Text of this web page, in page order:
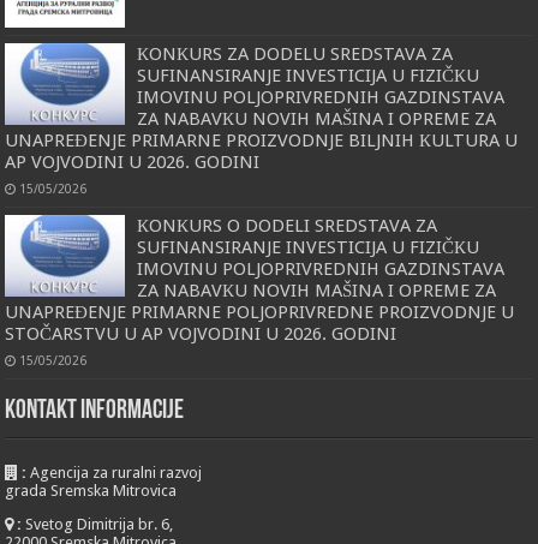
КONКURS ZA DODELU SREDSTAVA ZA
SUFINANSIRANJE INVESTICIJA U FIZIČКU
IMOVINU POLJOPRIVREDNIH GAZDINSTAVA
ZA NABAVКU NOVIH MAŠINA I OPREME ZA
UNAPREĐENJE PRIMARNE PROIZVODNJE BILJNIH КULTURA U
AP VOJVODINI U 2026. GODINI
15/05/2026
КONКURS O DODELI SREDSTAVA ZA
SUFINANSIRANJE INVESTICIJA U FIZIČКU
IMOVINU POLJOPRIVREDNIH GAZDINSTAVA
ZA NABAVКU NOVIH MAŠINA I OPREME ZA
UNAPREĐENJE PRIMARNE POLJOPRIVREDNE PROIZVODNJE U
STOČARSTVU U AP VOJVODINI U 2026. GODINI
15/05/2026
KONTAKT INFORMACIJE
:Agencija za ruralni razvoj
grada Sremska Mitrovica
: Svetog Dimitrija br. 6,